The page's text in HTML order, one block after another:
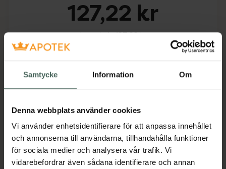
Samtycke Information Om
Denna webbplats använder cookies
Vi använder enhetsidentifierare för att anpassa innehållet
och annonserna till användarna, tillhandahålla funktioner
för sociala medier och analysera vår trafik. Vi
vidarebefordrar även sådana identifierare och annan
127,22 kr
I apotek:127,22 kr
Köp via ditt recept
Beskrivning Dölj
Läs alltid bipacksedeln innan